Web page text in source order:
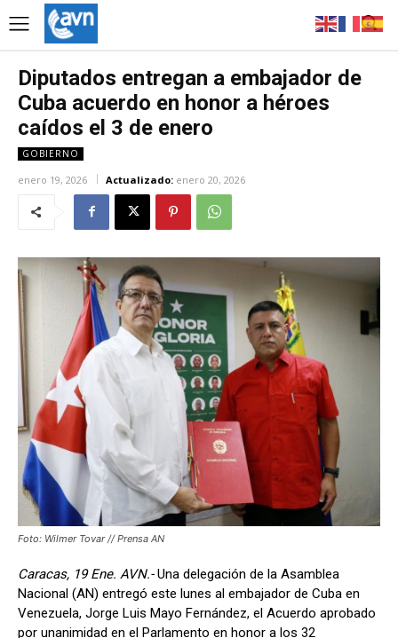
Diputados entregan a embajador de
Cuba acuerdo en honor a héroes
caídos el 3 de enero
GOBIERNO
enero 19, 2026 Actualizado: enero 20, 2026
Foto: Wilmer Tovar // Prensa AN
Caracas, 19 Ene. AVN.-Una delegación de la Asamblea
Nacional (AN) entregó este lunes al embajador de Cuba en
Venezuela, Jorge Luis Mayo Fernández, el Acuerdo aprobado
por unanimidad en el Parlamento en honor a los 32